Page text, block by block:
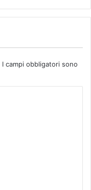
I campi obbligatori sono